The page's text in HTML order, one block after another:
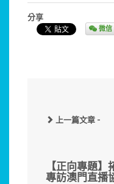
分享
微信
上一篇文章 -
【正向專題
專訪澳門直播